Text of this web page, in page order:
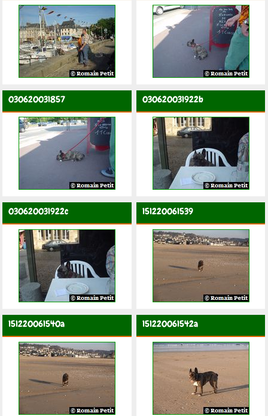
030620031857 030620031922b
030620031922c 151220061539
151220061540a 151220061542a